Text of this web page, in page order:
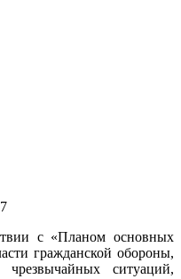
с «Планом основных
гражданской обороны,
ситуаций,